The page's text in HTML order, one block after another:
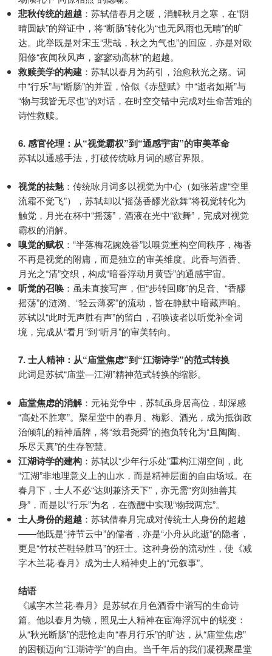
悲秋传统的超越 ：苏轼借春月之暖，消解秋月之寒，在“阴
晴圆缺”的辩证中，将“断肠”转化为“也无风雨也无晴”的旷
达。此举既是对宋玉“悲哉，秋之为气也”的回应，亦是对欧
阳修“夜闻秋风声，寥寥动高林”的超越。
救赎美学的构建 ：苏轼以春月为药引，治愈秋光之殇。词
中“行乐”与“断肠”的并置，恰似《赤壁赋》中“逝者如斯”与
“物与我皆无尽也”的对话，在时空交错中完成对生命苦难的
诗性救赎。
6. 感官伦理：从“视觉霸权”到“通感宇宙”的审美革命
苏轼以通感手法，打破传统咏月词的感官界限。
视觉的祛魅：传统咏月词多以视觉为中心（如张若虚“空里
流霜不觉飞”），苏轼却以“摇荡香醪光欲舞”将视觉转化为
触觉，月光在杯中“摇荡”，酒液在光中“欲舞”，完成对视觉
霸权的消解。
嗅觉的赋权 ：“半落梅花婉娩香”以嗅觉重构空间秩序，梅香
不再是视觉的附庸，而是独立的审美维度。此香与酒香、
月光之“清”交织，构成“暗香浮动月黄昏”的通感宇宙。
听觉的召唤 ：虽未直接写声，但“步转回廊”的足音、“香醪
摇荡”的涟漪、“轻云薄雾”的流动，皆在静默中暗藏声响。
苏轼以“此时无声胜有声”的留白，召唤读者以听觉补全词
境，完成从“看月”到“听月”的审美转向。
7. 士人精神：从“庙堂焦虑”到“江湖诗学”的范式转换
此词是苏轼“庙堂—江湖”精神范式转换的缩影。
庙堂焦虑的消解：元祐党争中，苏轼虽身居高位，却深感
“高处不胜寒”。聚星堂中的春月、梅影、酒光，成为抵御政
治倾轧的精神盾牌，将“致君尧舜”的抱负转化为“且陶陶、
乐尽天真”的生存智慧。
江湖诗学的建构 ：苏轼以“少年行乐处”重构江湖空间，此
“江湖”非地理意义上的山水，而是精神层面的自由场域。在
春月下，士人不必“达则兼济天下”，亦无需“穷则独善其
身”，而是以“行乐”为名，在微醺中实现“物我两忘”。
士人身份的超越 ：苏轼借春月完成对传统士人身份的超越
——他既是“持节云中”的儒者，亦是“小舟从此逝”的隐者，
更是“竹杖芒鞋轻胜马”的狂士。这种身份的流动性，使《减
字木兰花·春月》成为士人精神史上的“元叙事”。
结语
《减字木兰花·春月》是苏轼在月色酒香中谱写的生命诗
篇。他以春月为镜，照见士人精神在宦海浮沉中的蜕变：
从“秋光断肠”的悲怆走向“春月行乐”的旷达，从“庙堂焦虑”
的困顿迈向“江湖诗学”的自由。当千年后的我们凝视聚星堂